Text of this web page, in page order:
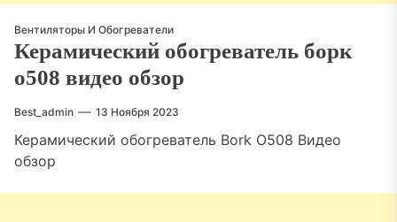
Вентиляторы И Обогреватели
Керамический обогреватель борк
о508 видео обзор
Best_admin 13 Ноября 2023
Керамический обогреватель Bork O508 Видео
обзор